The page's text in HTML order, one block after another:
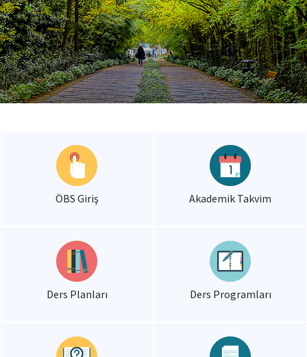
ÖBS Giriş Akademik Takvim
Ders Planları Ders Programları